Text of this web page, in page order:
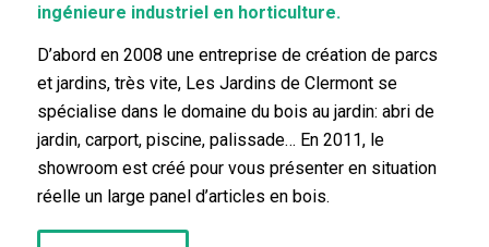
ingénieure industriel en horticulture.
D’abord en 2008 une entreprise de création de parcs
et jardins, très vite, Les Jardins de Clermont se
spécialise dans le domaine du bois au jardin: abri de
jardin, carport, piscine, palissade… En 2011, le
showroom est créé pour vous présenter en situation
réelle un large panel d’articles en bois.